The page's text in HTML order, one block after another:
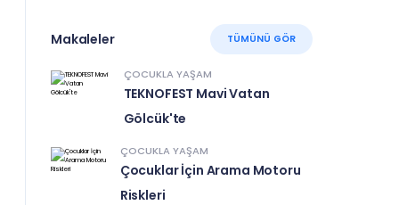
Makaleler TÜMÜNÜ GÖR
ÇOCUKLA YAŞAM
TEKNOFEST Mavi Vatan
Gölcük'te
ÇOCUKLA YAŞAM
Çocuklar İçin Arama Motoru
Riskleri